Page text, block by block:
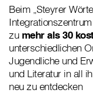
Beim „Steyrer
zu mehr als 30
unterschiedlichen
Jugendliche und
und Literatur in all
neu zu entdecken